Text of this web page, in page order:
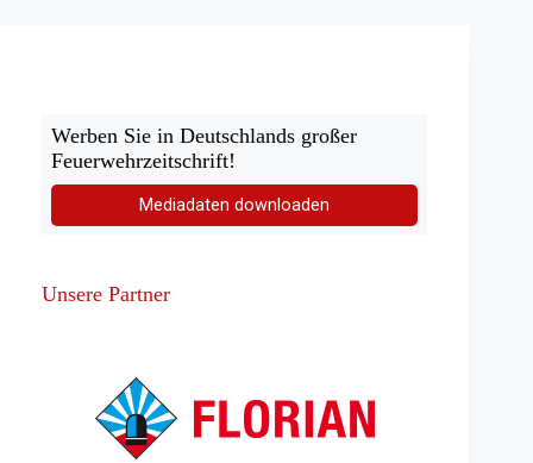
Werben Sie in Deutschlands großer
Feuerwehrzeitschrift!
Mediadaten downloaden
Unsere Partner